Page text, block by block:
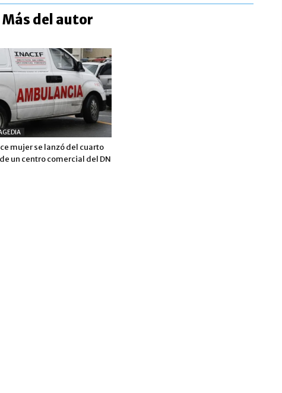
Más del autor
mujer se lanzó del cuarto
un centro comercial del DN